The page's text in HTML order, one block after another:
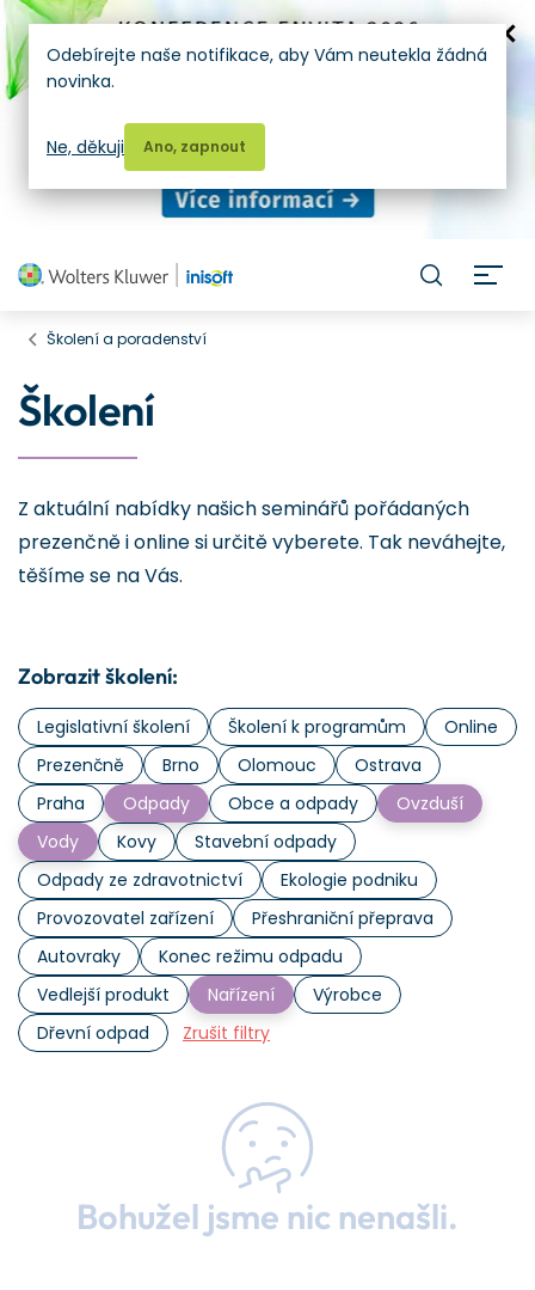
Školení a poradenství
Školení
Z aktuální nabídky našich seminářů pořádaných
prezenčně i online si určitě vyberete. Tak neváhejte,
těšíme se na Vás.
Zobrazit školení:
Legislativní školení Školení k programům
Online
Prezenčně
Brno Olomouc
Ostrava
Praha
Odpady Obce a odpady
Ovzduší
Vody
Kovy
Stavební odpady
Odpady ze zdravotnictví
Ekologie podniku
Provozovatel zařízení
Přeshraniční přeprava
Autovraky
Konec režimu odpadu
Vedlejší produkt
Nařízení
Výrobce
Dřevní odpad
Zrušit filtry
Bohužel jsme nic nenašli.
Odebírejte naše notifikace, aby Vám neutekla žádná
novinka.
Ano, zapnout
Ne, děkuji